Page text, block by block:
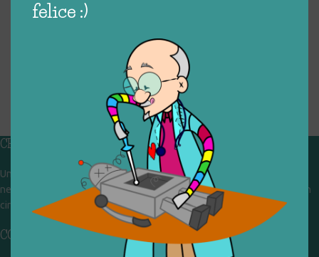
felice :)
CHI SIAMO
Un gruppo di volontari che sognano di diventare un centro del riuso e
nel frattempo ricevono in dono giocattoli, li riparano e li reimmettono in
circolazione. Operiamo per un'economia civile, circolare e sostenibile.
CONTATTI